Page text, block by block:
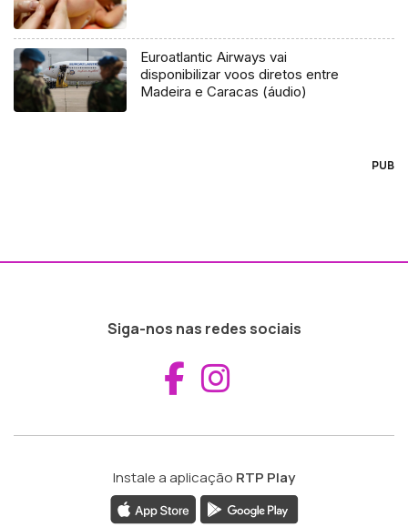
Euroatlantic Airways vai
disponibilizar voos diretos entre
Madeira e Caracas (áudio)
PUB
Siga-nos nas redes sociais
Aceder ao
Instale a aplicação RTP Play